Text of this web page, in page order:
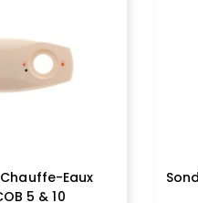
Eaux
5 & 10